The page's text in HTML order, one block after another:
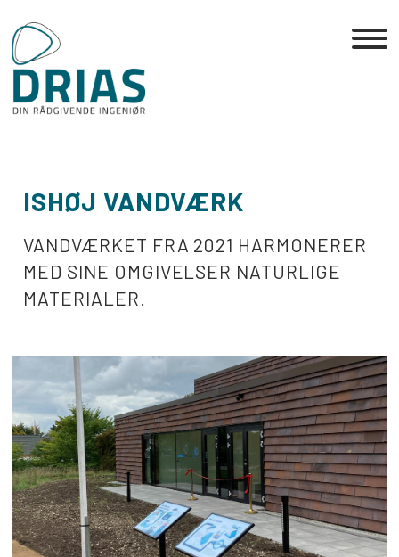
the
content
ISHØJ VANDVÆRK
VANDVÆRKET FRA 2021 HARMONERER
MED SINE OMGIVELSER NATURLIGE
MATERIALER.